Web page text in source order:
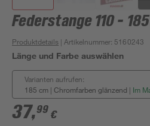
Federstange 110 -
Produktdetails | Artikelnummer: 5160243
Länge und Farbe auswählen
Varianten aufrufen:
185 cm | Chromfarben glänzend | Im
37,99 €